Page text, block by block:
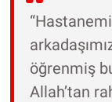
öğrenmiş
Allah’tan